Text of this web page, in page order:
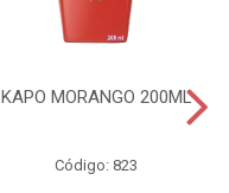
KAPO MORANGO 200ML
Código: 823